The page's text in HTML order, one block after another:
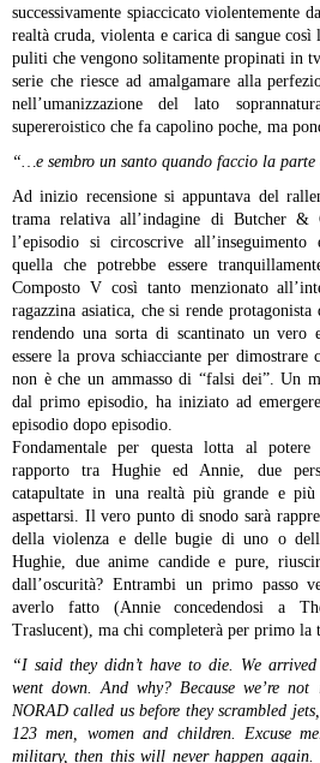
successivamente spiaccicato violentemente
realtà cruda, violenta e carica di sangue
puliti che vengono solitamente propinati in
serie che riesce ad amalgamare alla
nell’umanizzazione del lato
supereroistico che fa capolino poche, ma
“…e sembro un santo quando faccio la
Ad inizio recensione si appuntava del
trama relativa all’indagine di Butcher &
l’episodio si circoscrive
quella che potrebbe essere
Composto V così tanto menzionato
ragazzina asiatica, che si rende
rendendo una sorta di scantinato un vero
essere la prova schiacciante per
non è che un ammasso di “falsi dei”. Un
dal primo episodio, ha iniziato ad
episodio dopo episodio.
Fondamentale per questa lotta al
rapporto tra Hughie ed Annie, due
catapultate in una realtà più grande e
aspettarsi. Il vero punto di snodo sarà
della violenza e delle bugie di uno o
Hughie, due anime candide e pure,
dall’oscurità? Entrambi un primo passo
averlo fatto (Annie concedendosi a
Traslucent), ma chi completerà per primo la
“I said they didn’t have to die. We
went down. And why? Because we’re
NORAD called us before they scrambled
123 men, women and children. Excuse
military, then this will never happen again.